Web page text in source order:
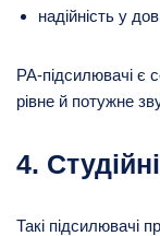
надійність у
PA-підсилювачі є
рівне й потужне
4.
Такі підсилювачі